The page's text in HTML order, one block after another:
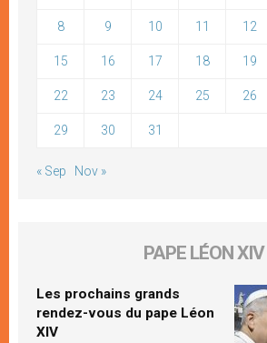
8 9 10 11 12
15 16 17 18 19
22 23 24 25 26
29 30 31
« Sep Nov »
PAPE LÉON XIV
Les prochains grands
rendez-vous du pape Léon
XIV